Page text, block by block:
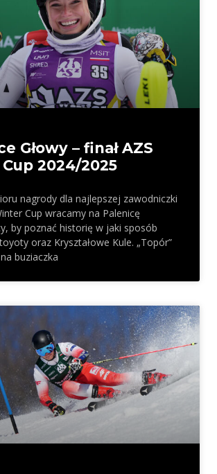
Głowy – finał AZS
2024/2025
nagrody dla najlepszej zawodniczki
Cup wracamy na Palenicę
by poznać historię w jaki sposób
oraz Kryształowe Kule. „Topór”
buziaczka